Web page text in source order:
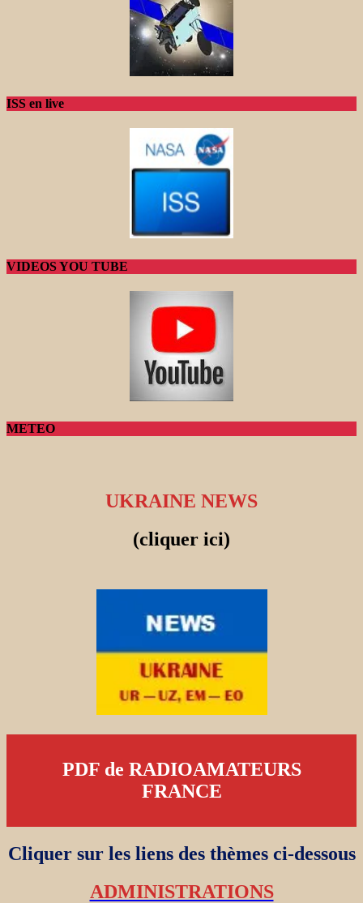
ISS en live
VIDEOS YOU TUBE
METEO
UKRAINE NEWS
(cliquer ici)
PDF de RADIOAMATEURS
FRANCE
Cliquer sur les liens des thèmes ci-dessous
ADMINISTRATIONS